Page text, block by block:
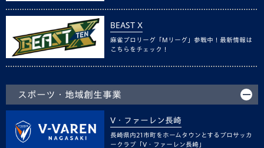
BEAST X
麻雀プロリーグ「Mリーグ」参戦中！最新情報は
こちらをチェック！
スポーツ・地域創生事業
V・ファーレン長崎
長崎県内21市町をホームタウンとするプロサッカ
ークラブ「V・ファーレン長崎」